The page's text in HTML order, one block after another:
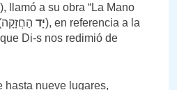
), llamó a su obra “La Mano
יָד הַחֲזָקָה), en referencia a la
Di-s nos redimió de
hasta nueve lugares,